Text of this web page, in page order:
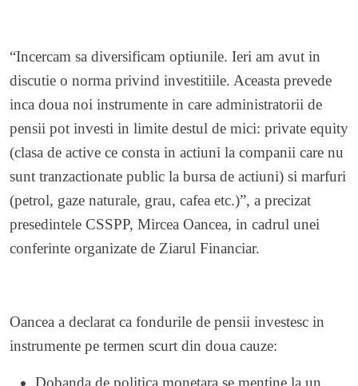
“Incercam sa diversificam optiunile. Ieri am avut in
discutie o norma privind investitiile. Aceasta prevede
inca doua noi instrumente in care administratorii de
pensii pot investi in limite destul de mici: private equity
(clasa de active ce consta in actiuni la companii care nu
sunt tranzactionate public la bursa de actiuni) si marfuri
(petrol, gaze naturale, grau, cafea etc.)”, a precizat
presedintele CSSPP, Mircea Oancea, in cadrul unei
conferinte organizate de Ziarul Financiar.
Oancea a declarat ca fondurile de pensii investesc in
instrumente pe termen scurt din doua cauze:
Dobanda de politica monetara se mentine la un